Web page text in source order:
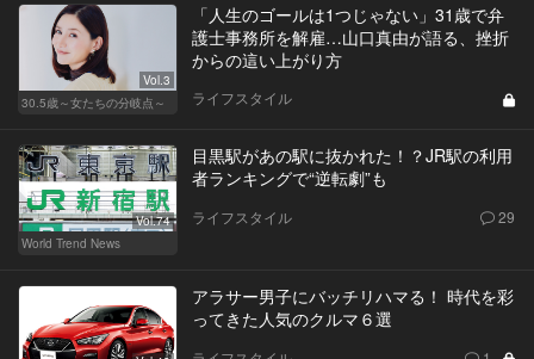
Vol.3
30.5歳～女たちの分岐点～
「人生のゴールは1つじゃない」31歳で弁
護士事務所を解雇…山口真由が語る、挫折
からの這い上がり方
ライフスタイル
Vol.74
World Trend News
目黒駅があの駅に抜かれた！？JR駅の利用
者ランキングで“逆転劇”も
ライフスタイル 29
アラサー男子にバッチリハマる！ 時代を彩
ってきた人気のクルマ６選